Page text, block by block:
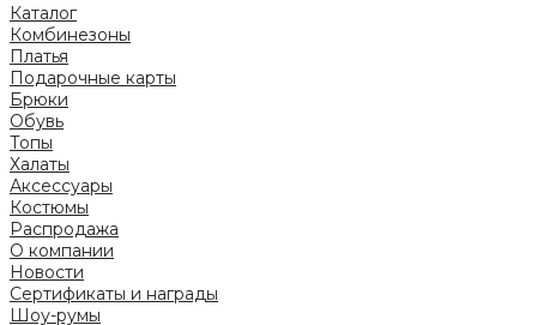
Каталог
Комбинезоны
Платья
Подарочные карты
Брюки
Обувь
Топы
Халаты
Аксессуары
Костюмы
Распродажа
О компании
Новости
Сертификаты и награды
Шоу-румы